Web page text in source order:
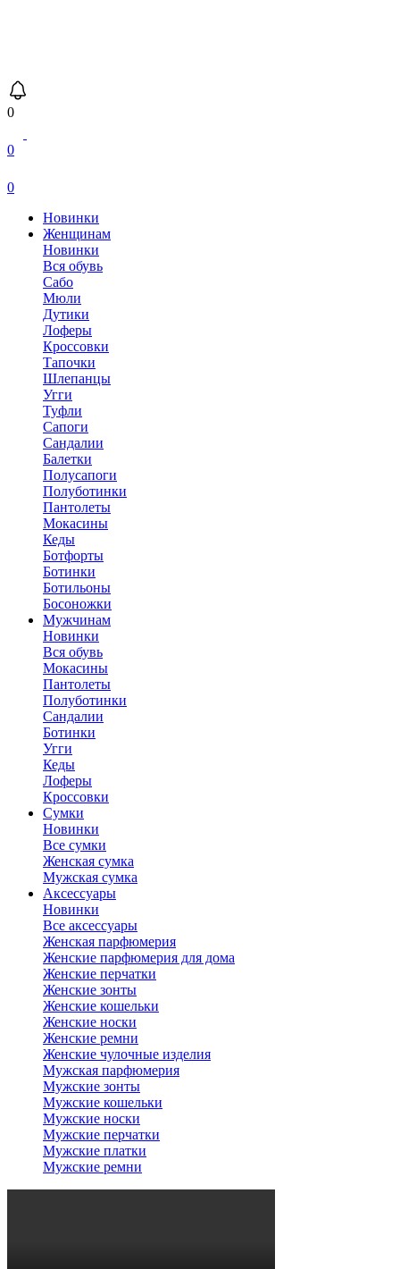
0
0
0
Новинки
Женщинам
Новинки
Вся обувь
Сабо
Мюли
Дутики
Лоферы
Кроссовки
Тапочки
Шлепанцы
Угги
Туфли
Сапоги
Сандалии
Балетки
Полусапоги
Полуботинки
Пантолеты
Мокасины
Кеды
Ботфорты
Ботинки
Ботильоны
Босоножки
Мужчинам
Новинки
Вся обувь
Мокасины
Пантолеты
Полуботинки
Сандалии
Ботинки
Угги
Кеды
Лоферы
Кроссовки
Сумки
Новинки
Все сумки
Женская сумка
Мужская сумка
Аксессуары
Новинки
Все аксессуары
Женская парфюмерия
Женские парфюмерия для дома
Женские перчатки
Женские зонты
Женские кошельки
Женские носки
Женские ремни
Женские чулочные изделия
Мужская парфюмерия
Мужские зонты
Мужские кошельки
Мужские носки
Мужские перчатки
Мужские платки
Мужские ремни